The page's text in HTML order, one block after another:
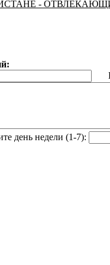
-
день недели (1-7):